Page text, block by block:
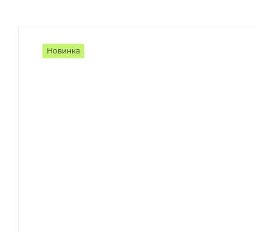
Новинка